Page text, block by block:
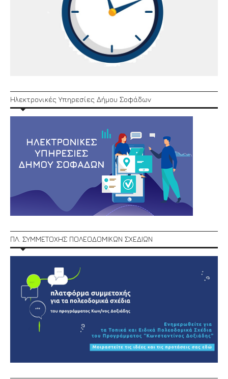
Ηλεκτρονικές Υπηρεσίες Δήμου Σοφάδων
ΠΛ. ΣΥΜΜΕΤΟΧΗΣ ΠΟΛΕΟΔΟΜΙΚΩΝ ΣΧΕΔΙΩΝ